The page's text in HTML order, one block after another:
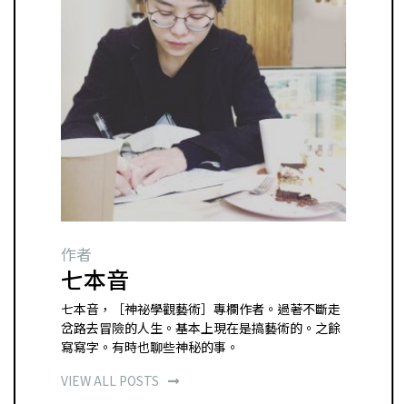
作者
七本音
七本音，［神祕學觀藝術］專欄作者。過著不斷走
岔路去冒險的人生。基本上現在是搞藝術的。之餘
寫寫字。有時也聊些神秘的事。
VIEW ALL POSTS